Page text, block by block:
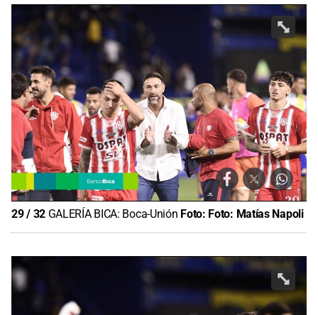
29/ 32 GALERÍA BICA: Boca-Unión Foto: Foto: Matías Napoli